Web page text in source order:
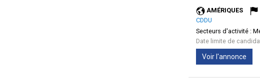
AMÉRIQUES
CDDU
Secteurs d'activité :
Date limite de
Voir l'annonce